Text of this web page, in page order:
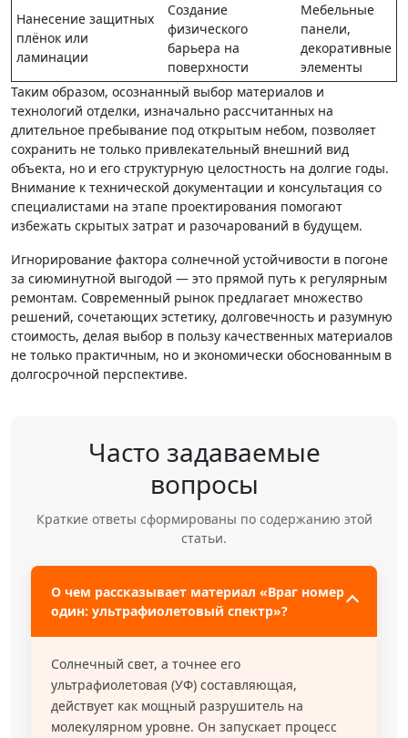
Нанесение защитных
плёнок или
ламинации
Создание
физического
барьера на
поверхности
Мебельные
панели,
декоративные
элементы
Таким образом, осознанный выбор материалов и
технологий отделки, изначально рассчитанных на
длительное пребывание под открытым небом, позволяет
сохранить не только привлекательный внешний вид
объекта, но и его структурную целостность на долгие годы.
Внимание к технической документации и консультация со
специалистами на этапе проектирования помогают
избежать скрытых затрат и разочарований в будущем.
Игнорирование фактора солнечной устойчивости в погоне
за сиюминутной выгодой — это прямой путь к регулярным
ремонтам. Современный рынок предлагает множество
решений, сочетающих эстетику, долговечность и разумную
стоимость, делая выбор в пользу качественных материалов
не только практичным, но и экономически обоснованным в
долгосрочной перспективе.
Часто задаваемые
вопросы
Краткие ответы сформированы по содержанию этой
статьи.
О чем рассказывает материал «Враг номер
один: ультрафиолетовый спектр»?
Солнечный свет, а точнее его
ультрафиолетовая (УФ) составляющая,
действует как мощный разрушитель на
молекулярном уровне. Он запускает процесс